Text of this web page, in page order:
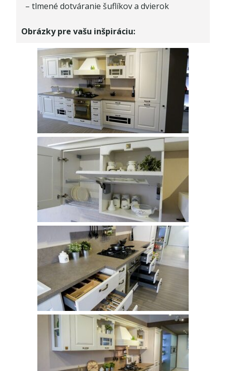
– tlmené dotváranie šuflíkov a dvierok
Obrázky pre vašu inšpiráciu: